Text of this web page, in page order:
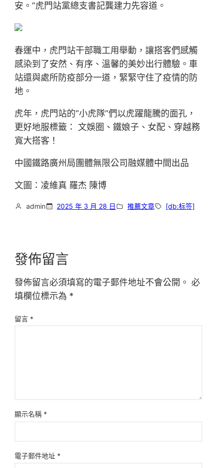
安。”虎門站黨總支書記龔建力先容道。
春運中，虎門站干部職工用舉動，讓搭客們感觸
感染到了安然、有序、溫馨的美妙出行體驗。車
站還與處所防疫部分一道，緊緊守住了疫情的防
地。
虎年，虎門站的“小虎隊”們以虎躍龍騰的面孔，
更好地服標籤： 文娛圈、鐵娘子、女配、穿越務
寬大搭客！
中國鐵路廣州局團體無限公司融媒體中間出品
文圖：凌維真 羅杰 陳博
admin 2025 年 3 月 28 日 推薦文章 [db:标签]
發佈留言
發佈留言必須填寫的電子郵件地址不會公開。 必
填欄位標示為 *
留言 *
顯示名稱 *
電子郵件地址 *